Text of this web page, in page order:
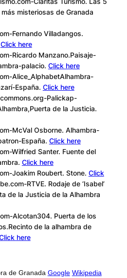
misteriosas de Granada
Fernando Villadangos.
Click here
Ricardo Manzano.Paisaje-
palacio. Click here
Alice_AlphabetAlhambra-
España. Click here
Palickap-
de la Justicia.
McVal Osborne. Alhambra-
España. Click here
Wilfried Santer. Fuente del
Click here
Joakim Roubert. Stone. Click
RTVE. Rodaje de ‘Isabel’
de la Justicia de la Alhambra
Alcotan304. Puerta de los
de la alhambra de
here
de Granada Google Wikipedia